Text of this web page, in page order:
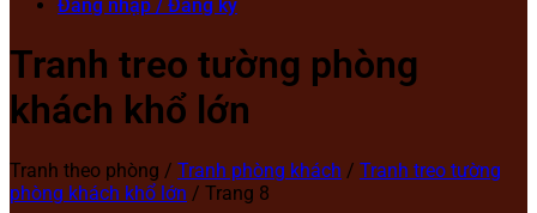
Đăng nhập / Đăng ký
Tranh treo tường phòng
khách khổ lớn
Tranh theo phòng / Tranh phòng khách / Tranh treo tường
phòng khách khổ lớn / Trang 8